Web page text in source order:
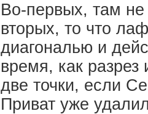
Во-первых, там
вторых, то что
диагональю и
время, как
две точки, если
Приват уже